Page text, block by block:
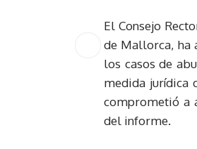
El Consejo
de Mallorca, ha
los casos de
medida jurídica
comprometió a
del informe.